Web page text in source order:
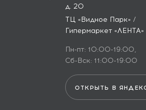
д. 20
ТЦ «Видное Парк» /
Гипермаркет «ЛЕНТА»
Пн-пт: 10:00-19:00,
Сб-Вск: 11:00-19:00
ОТКРЫТЬ В